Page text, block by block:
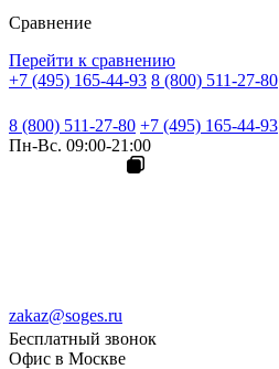
Сравнение
Перейти к сравнению
+7 (495) 165-44-93 8 (800) 511-27-80
8 (800) 511-27-80 +7 (495) 165-44-93
Пн-Вс. 09:00-21:00
zakaz@soges.ru
Бесплатный звонок
Офис в Москве